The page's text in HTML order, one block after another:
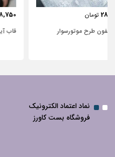
468,750
قاب آیفون چرمی طرح مار
نماد اعتماد الکترونیک
فروشگاه بست کاورز